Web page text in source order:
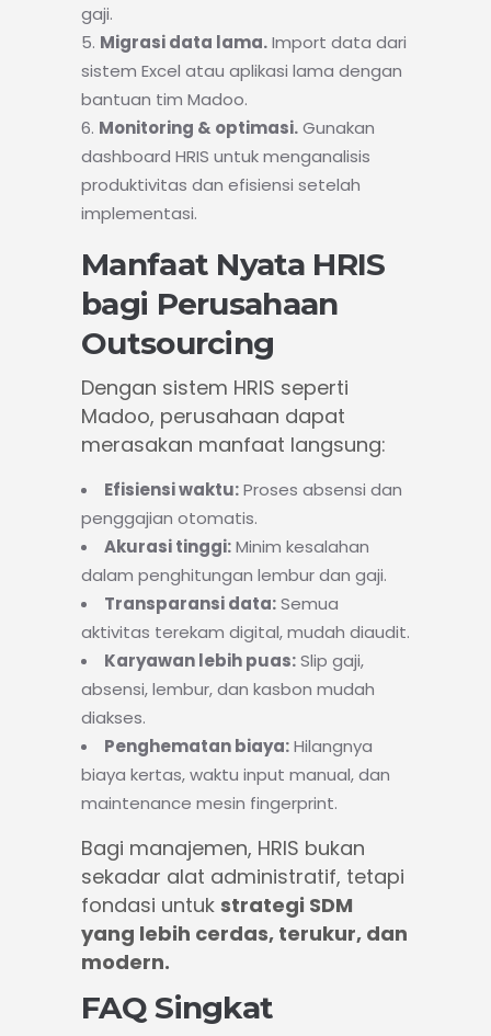
gaji.
Migrasi data lama.Import data dari
sistem Excel atau aplikasi lama dengan
bantuan tim Madoo.
Monitoring & optimasi.Gunakan
dashboard HRIS untuk menganalisis
produktivitas dan efisiensi setelah
implementasi.
Manfaat Nyata HRIS
bagi Perusahaan
Outsourcing
Dengan sistem HRIS seperti
Madoo, perusahaan dapat
merasakan manfaat langsung:
Efisiensi waktu:Proses absensi dan
penggajian otomatis.
Akurasi tinggi:Minim kesalahan
dalam penghitungan lembur dan gaji.
Transparansi data:Semua
aktivitas terekam digital, mudah diaudit.
Karyawan lebih puas:Slip gaji,
absensi, lembur, dan kasbon mudah
diakses.
Penghematan biaya:Hilangnya
biaya kertas, waktu input manual, dan
maintenance mesin fingerprint.
Bagi manajemen, HRIS bukan
sekadar alat administratif, tetapi
fondasi untuk strategi SDM
yang lebih cerdas, terukur, dan
modern.
FAQ Singkat